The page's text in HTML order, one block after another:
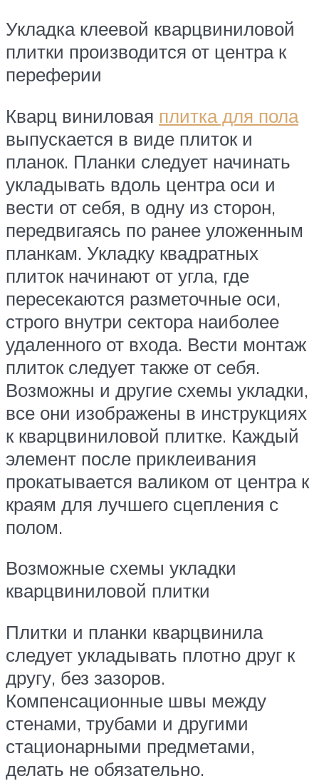
Укладка клеевой кварцвиниловой
плитки производится от центра к
переферии
Кварц виниловая плитка для пола
выпускается в виде плиток и
планок. Планки следует начинать
укладывать вдоль центра оси и
вести от себя, в одну из сторон,
передвигаясь по ранее уложенным
планкам. Укладку квадратных
плиток начинают от угла, где
пересекаются разметочные оси,
строго внутри сектора наиболее
удаленного от входа. Вести монтаж
плиток следует также от себя.
Возможны и другие схемы укладки,
все они изображены в инструкциях
к кварцвиниловой плитке. Каждый
элемент после приклеивания
прокатывается валиком от центра к
краям для лучшего сцепления с
полом.
Возможные схемы укладки
кварцвиниловой плитки
Плитки и планки кварцвинила
следует укладывать плотно друг к
другу, без зазоров.
Компенсационные швы между
стенами, трубами и другими
стационарными предметами,
делать не обязательно.